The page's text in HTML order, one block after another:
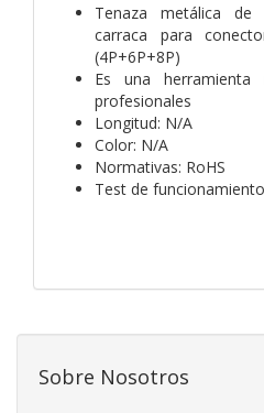
Tenaza metálica
carraca para
(4P+6P+8P)
Es una herramienta
profesionales
Longitud: N/A
Color: N/A
Normativas: RoHS
Test de
Sobre Nosotros